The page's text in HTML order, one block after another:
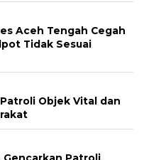
Aceh Tengah Cegah
Tidak Sesuai
Objek Vital dan
Gencarkan Patroli